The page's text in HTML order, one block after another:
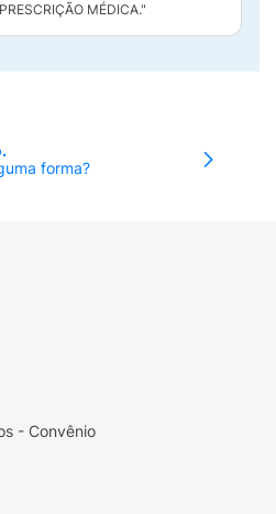
MÉDICA."
forma?
- Convênio